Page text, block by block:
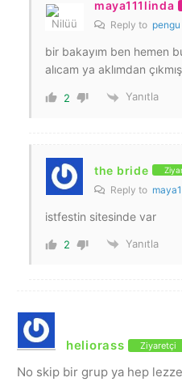
maya111linda
Reply to pengu
bir bakayım ben hemen
alıcam ya aklımdan
2 Yanıtla
the bride
Reply to
istfestin sitesinde var
2 Yanıtla
heliorass Ziyaretçi
No skip bir grup ya hep